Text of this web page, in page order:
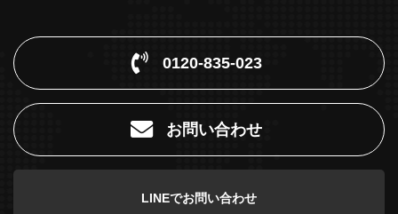
0120-835-023
お問い合わせ
LINEでお問い合わせ